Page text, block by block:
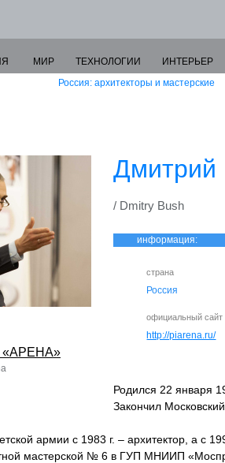
МИР ТЕХНОЛОГИИ
ИНТЕРЬЕР
Россия: архитекторы и мастерские
«АРЕНА»
/ Dmitry Bush
информация:
страна
Россия
официальный сайт
http://piarena.ru/
Родился 22 января
Закончил
армии с 1983 г. – архитектор, а с
мастерской № 6 в ГУП МНИИП